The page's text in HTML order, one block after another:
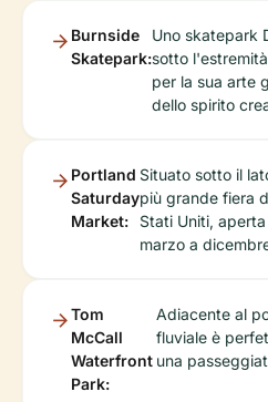
Burnside
Skatepark:
Uno skatepark
sotto
per la sua arte
dello spirito
Portland
Saturday
Market:
Situato sotto il
più grande fiera
Stati Uniti,
marzo a
Tom
McCall
Waterfront
Park:
Adiacente al
fluviale è
una